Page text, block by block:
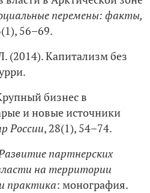
перемены: факты,
56–69.
(2014). Капитализм без
бизнес в
и новые источники
России, 28(1), 54–74.
партнерских
на территории
практика: монография.